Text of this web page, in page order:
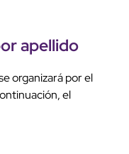
apellido
organizará por el
el